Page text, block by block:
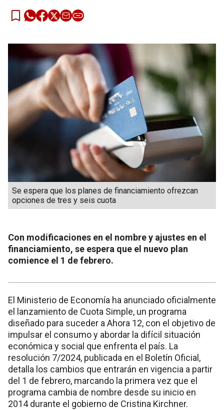
Se espera que los planes de financiamiento ofrezcan
opciones de tres y seis cuota
Con modificaciones en el nombre y ajustes en el
financiamiento, se espera que el nuevo plan
comience el 1 de febrero.
El Ministerio de Economía ha anunciado oficialmente
el lanzamiento de Cuota Simple, un programa
diseñado para suceder a Ahora 12, con el objetivo de
impulsar el consumo y abordar la difícil situación
económica y social que enfrenta el país. La
resolución 7/2024, publicada en el Boletín Oficial,
detalla los cambios que entrarán en vigencia a partir
del 1 de febrero, marcando la primera vez que el
programa cambia de nombre desde su inicio en
2014 durante el gobierno de Cristina Kirchner.